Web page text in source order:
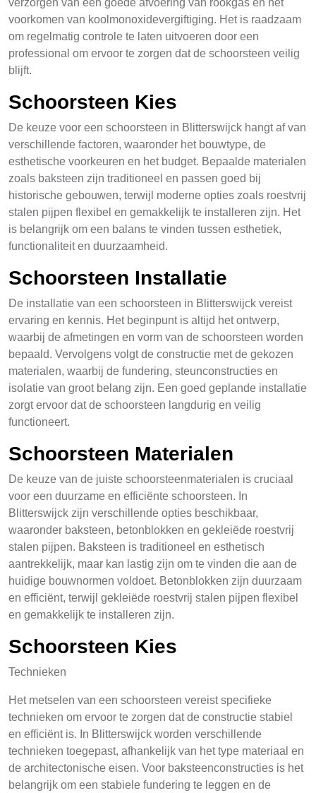
verzorgen van een goede afvoering van rookgas en het
voorkomen van koolmonoxidevergiftiging. Het is raadzaam
om regelmatig controle te laten uitvoeren door een
professional om ervoor te zorgen dat de schoorsteen veilig
blijft.
Schoorsteen Kies
De keuze voor een schoorsteen in Blitterswijck hangt af van
verschillende factoren, waaronder het bouwtype, de
esthetische voorkeuren en het budget. Bepaalde materialen
zoals baksteen zijn traditioneel en passen goed bij
historische gebouwen, terwijl moderne opties zoals roestvrij
stalen pijpen flexibel en gemakkelijk te installeren zijn. Het
is belangrijk om een balans te vinden tussen esthetiek,
functionaliteit en duurzaamheid.
Schoorsteen Installatie
De installatie van een schoorsteen in Blitterswijck vereist
ervaring en kennis. Het beginpunt is altijd het ontwerp,
waarbij de afmetingen en vorm van de schoorsteen worden
bepaald. Vervolgens volgt de constructie met de gekozen
materialen, waarbij de fundering, steunconstructies en
isolatie van groot belang zijn. Een goed geplande installatie
zorgt ervoor dat de schoorsteen langdurig en veilig
functioneert.
Schoorsteen Materialen
De keuze van de juiste schoorsteenmaterialen is cruciaal
voor een duurzame en efficiënte schoorsteen. In
Blitterswijck zijn verschillende opties beschikbaar,
waaronder baksteen, betonblokken en gekleiëde roestvrij
stalen pijpen. Baksteen is traditioneel en esthetisch
aantrekkelijk, maar kan lastig zijn om te vinden die aan de
huidige bouwnormen voldoet. Betonblokken zijn duurzaam
en efficiënt, terwijl gekleiëde roestvrij stalen pijpen flexibel
en gemakkelijk te installeren zijn.
Schoorsteen Kies
Technieken
Het metselen van een schoorsteen vereist specifieke
technieken om ervoor te zorgen dat de constructie stabiel
en efficiënt is. In Blitterswijck worden verschillende
technieken toegepast, afhankelijk van het type materiaal en
de architectonische eisen. Voor baksteenconstructies is het
belangrijk om een stabiele fundering te leggen en de